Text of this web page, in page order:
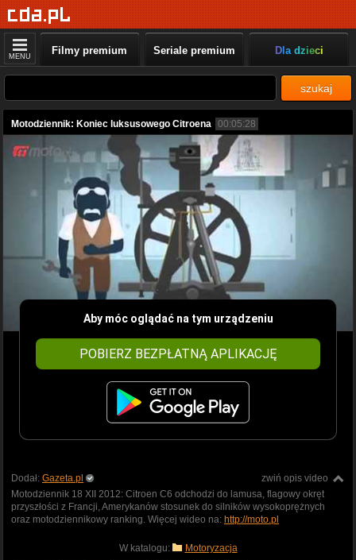
MENU Filmy premium Seriale premium Dla dzieci
szukaj
Motodziennik: Koniec luksusowego Citroena 00:05:28
Aby móc oglądać na tym urządzeniu
POBIERZ BEZPŁATNĄ APLIKACJĘ
zwiń opis video
Dodał: Gazeta.pl
Motodziennik 18 XII 2012: Citroen C6 odchodzi do lamusa, flagowy okręt
przyszłości z Francji, Amerykanów stosunek do silników wysokoprężnych
oraz motodziennikowy ranking. Więcej wideo na: http://moto.pl
W katalogu: Motoryzacja